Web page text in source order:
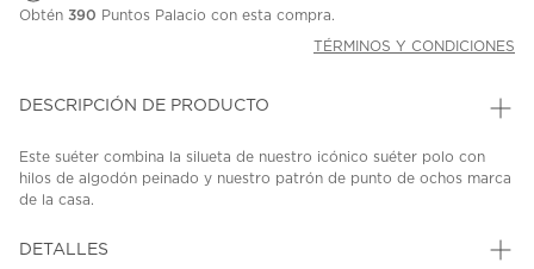
Obtén 390 Puntos Palacio con esta compra.
TÉRMINOS Y CONDICIONES
DESCRIPCIÓN DE PRODUCTO
Este suéter combina la silueta de nuestro icónico suéter polo con
hilos de algodón peinado y nuestro patrón de punto de ochos marca
de la casa.
DETALLES